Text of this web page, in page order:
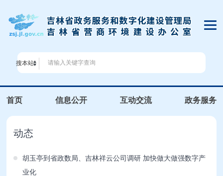
搜本站
首页 信息公开 互动交流 政务服务
动态
胡玉亭到省政数局、吉林祥云公司调研 加快做大做强数字产
业化